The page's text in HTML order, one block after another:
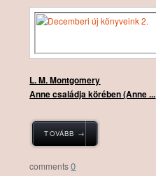
L. M. Montgomery
Anne ​családja körében (Anne ...
TOVÁBB →
0